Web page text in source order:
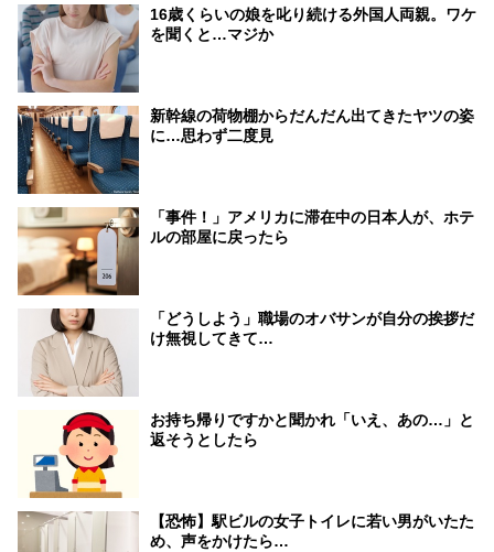
16歳くらいの娘を叱り続ける外国人両親。ワケ
を聞くと…マジか
新幹線の荷物棚からだんだん出てきたヤツの姿
に…思わず二度見
「事件！」アメリカに滞在中の日本人が、ホテ
ルの部屋に戻ったら
「どうしよう」職場のオバサンが自分の挨拶だ
け無視してきて…
お持ち帰りですかと聞かれ「いえ、あの…」と
返そうとしたら
【恐怖】駅ビルの女子トイレに若い男がいたた
め、声をかけたら…